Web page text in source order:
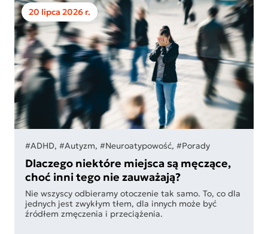
20 lipca 2026 r.
#ADHD, #Autyzm, #Neuroatypowość, #Porady
Dlaczego niektóre miejsca są męczące,
choć inni tego nie zauważają?
Nie wszyscy odbieramy otoczenie tak samo. To, co dla
jednych jest zwykłym tłem, dla innych może być
źródłem zmęczenia i przeciążenia.